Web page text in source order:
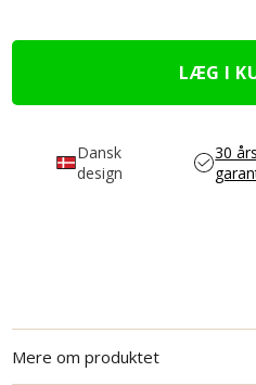
Dansk
design
30 års
Mere om produktet